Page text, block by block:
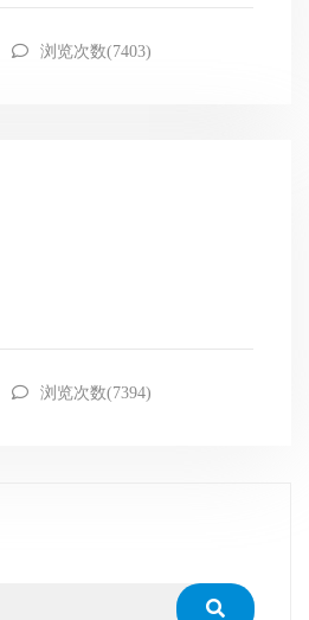
浏览次数(7403)
浏览次数(7394)